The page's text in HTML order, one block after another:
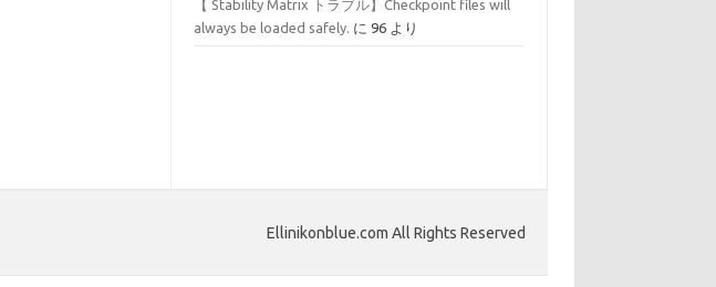
【 Stability Matrix トラブル】Checkpoint files will
always be loaded safely. に96 より
Ellinikonblue.com All Rights Reserved